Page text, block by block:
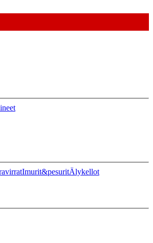
Imurit&pesuritÄlykellot